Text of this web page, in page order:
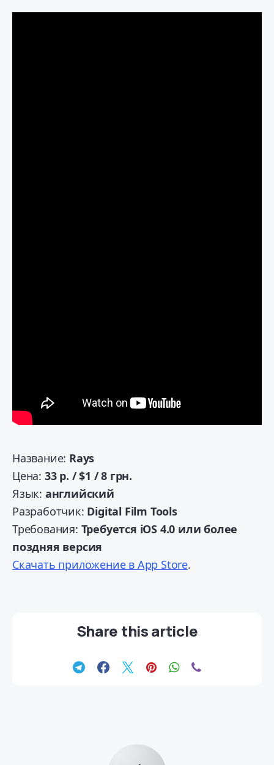
Название: Rays
Цена: 33 р. / $1 / 8 грн.
Язык: английский
Разработчик: Digital Film Tools
Требования: Требуется iOS 4.0 или более
поздняя версия
Скачать приложение в App Store.
Share this article